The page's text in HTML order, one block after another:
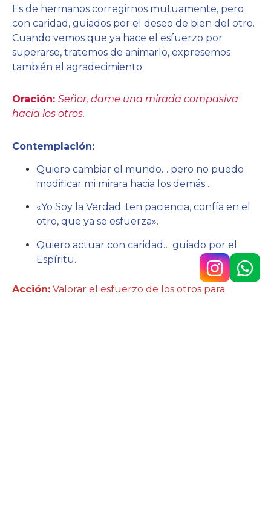
Es de hermanos corregirnos mutuamente, pero
con caridad, guiados por el deseo de bien del otro.
Cuando vemos que ya hace el esfuerzo por
superarse, tratemos de animarlo, expresemos
también el agradecimiento.
Oración: Señor, dame una mirada compasiva
hacia los otros.
Contemplación:
Quiero cambiar el mundo… pero no puedo
modificar mi mirara hacia los demás…
«Yo Soy la Verdad; ten paciencia, confía en el
otro, que ya se esfuerza».
Quiero actuar con caridad… guiado por el
Espíritu.
Acción: Valorar el esfuerzo de los otros para